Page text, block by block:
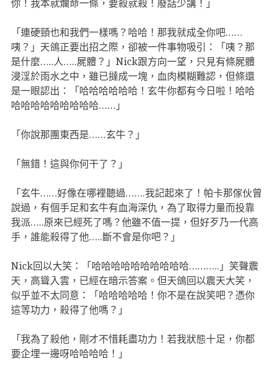
你！我本就爛命一條，要殺就殺！廢話少講！」
「連硬頸也和我們一樣嗎？哈哈！那我就成全你吧……
咦？」天鴿正要出招之際，卻被一件事物吸引：「咦？那
是什麼…..人…..屍體？」Nick跟方向一望，只見有條屍體
浸淫於雨水之中，雖已撻成一塊，血肉模糊難認，但條還
是一眼認出：「哈哈哈哈哈哈！玄牛你都有今日啦！哈哈
哈哈哈哈哈哈哈哈哈……」
「你說那團東西是……玄牛？」
「無錯！這與你何干了？」
「玄牛……好像在哪裡聽過…….我記起來了！帕卡那傢伙曾
說過，有個手足和玄牛有血海深仇，為了取得力量而投靠
我派…..原來已經死了嗎？他雖不值一提，但好歹乃一代高
手，誰能殺得了他…..斷不會是你吧？」
Nick回以大笑：「哈哈哈哈哈哈哈哈哈哈………..」笑聲震
天，高聳入雲，已經在暗示答案。但天鴿回以震天大笑，
似乎並不太同意：「哈哈哈哈哈！你不是在說笑吧？憑你
這等功力，殺得了他嗎？」
「我為了殺他，剛才不惜耗盡功力！若我狀態十足，你都
要企埋一邊呀哈哈哈哈！」